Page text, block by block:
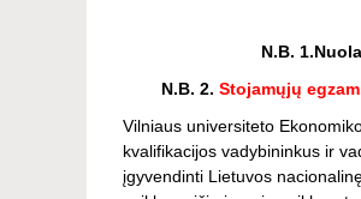
N.B.
N.B. 2. Stojamųjų
Vilniaus universiteto
kvalifikacijos vadybininkus ir
įgyvendinti Lietuvos